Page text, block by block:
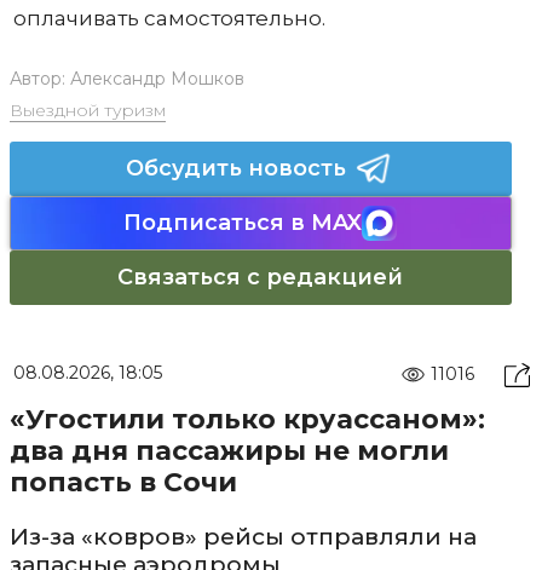
оплачивать самостоятельно.
Автор: Александр Мошков
Выездной туризм
Обсудить новость
Подписаться в MAX
Связаться с редакцией
08.08.2026, 18:05 11016
«Угостили только круассаном»:
два дня пассажиры не могли
попасть в Сочи
Из-за «ковров» рейсы отправляли на
запасные аэродромы